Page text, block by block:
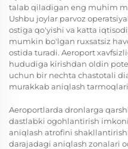
talab qiladigan eng muhim
Ushbu joylar parvoz
ostiga qo'yishi va katta
mumkin bo'lgan ruxsatsiz
ostida turadi. Aeroport
hududiga kirishdan oldin
uchun bir nechta chastotali
murakkab aniqlash
Aeroportlarda dronlarga
dastlabki ogohlantirish
aniqlash atrofini
darajadagi aniqlash zonalari